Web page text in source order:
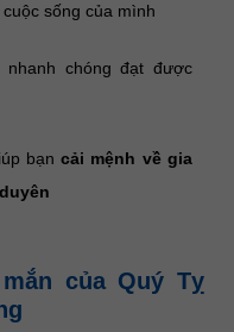
sống của mình
nhanh chóng đạt được
bạncải mệnh về gia
của Quý Tỵ